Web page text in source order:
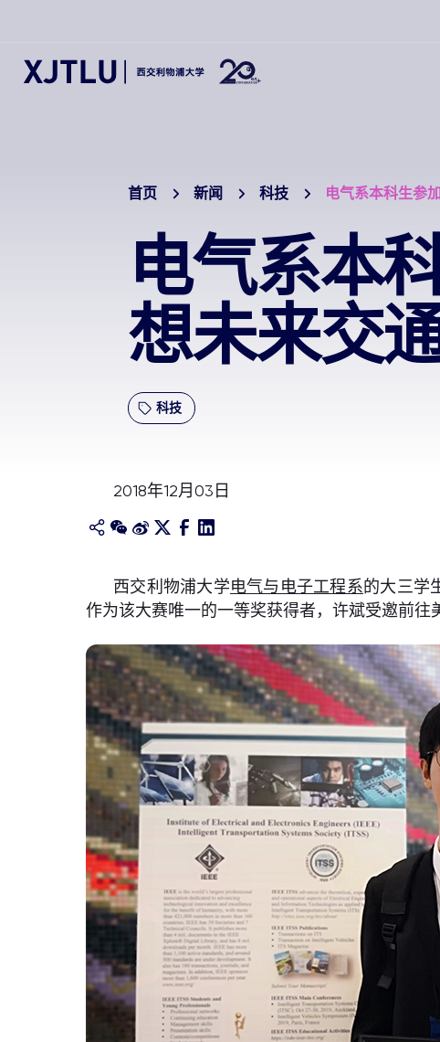
首页 新闻 科技 电气系本科生参
电气系本
想未来交
科技
2018年12月03日
西交利物浦大学电气与电子工程系的大三学
作为该大赛唯一的一等奖获得者，许斌受邀前往